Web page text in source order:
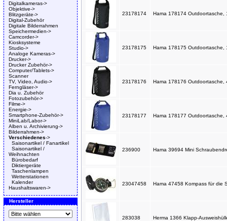
Digitalkameras->
Objektive->
Blitzgeräte->
Digital-Zubehör
Digitale Bilderrahmen
Speichermedien->
Camcorder->
Kiosksysteme
Studio->
Analoge Kameras->
Drucker->
Drucker Zubehör->
Computer/Tablets->
Scanner
TV, Video, Audio->
Ferngläser->
Dia u. Zubehör
Fotozubehör->
Filme->
Energie->
Smartphone-Zubehör->
MiniLab/Labor->
Alben u. Archivierung->
Bilderrahmen->
Verschiedenes->
Saisonartikel / Fanartikel
Saisonartikel /
Weihnachten
Bürobedarf
Diktiergeräte
Taschenlampen
Wetterstationen
Kalender
Haushaltswaren->
Hersteller
23178174 Hama 178174 Outdoortasche,
23178175 Hama 178175 Outdoortasche,
23178176 Hama 178176 Outdoortasche,
23178177 Hama 178177 Outdoortasche,
236900 Hama 39694 Mini
23047458 Hama 47458 Kompass für die
283038 Herma 1366 Klapp-